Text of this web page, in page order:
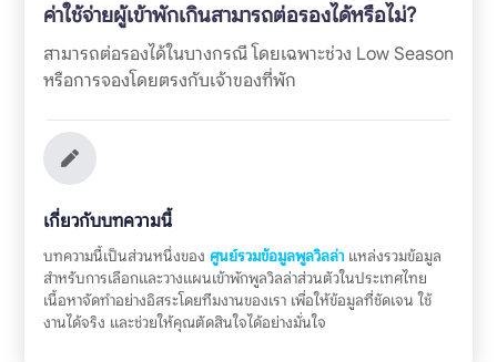
ค่าใช้จ่ายผู้เข้าพักเกินสามารถต่อรองได้หรือไม่?
สามารถต่อรองได้ในบางกรณี โดยเฉพาะช่วง Low Season
หรือการจองโดยตรงกับเจ้าของที่พัก
เกี่ยวกับบทความนี้
บทความนี้เป็นส่วนหนึ่งของ ศูนย์รวมข้อมูลพูลวิลล่าแหล่งรวมข้อมูล
สำหรับการเลือกและวางแผนเข้าพักพูลวิลล่าส่วนตัวในประเทศไทย
เนื้อหาจัดทำอย่างอิสระโดยทีมงานของเรา เพื่อให้ข้อมูลที่ชัดเจน ใช้
งานได้จริง และช่วยให้คุณตัดสินใจได้อย่างมั่นใจ